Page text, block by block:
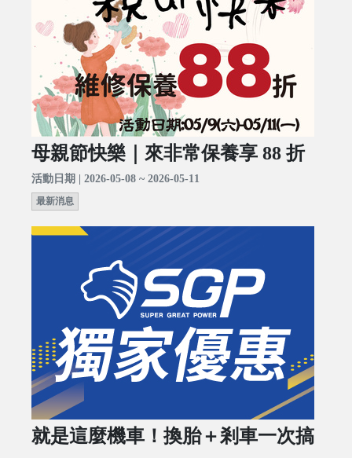
母親節快樂｜來非常保養享 88 折
活動日期 | 2026-05-08 ~ 2026-05-11
最新消息
就是這麼機車！換胎＋剎車一次搞